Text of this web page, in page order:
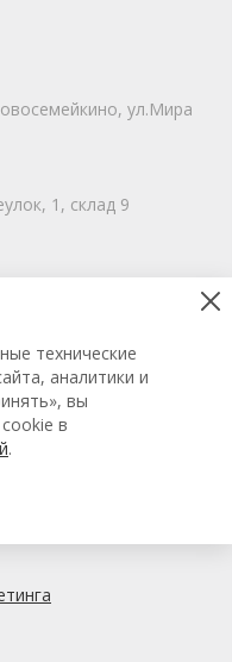
ул.Мира
1, склад 9
технические
аналитики и
вы
в
.